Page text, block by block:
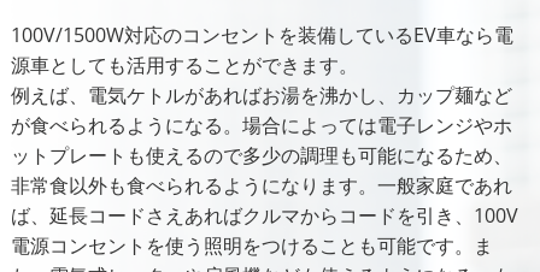
100V/1500W対応のコンセントを装備しているEV車なら電
源車としても活用することができます。
例えば、電気ケトルがあればお湯を沸かし、カップ麺など
が食べられるようになる。場合によっては電子レンジやホ
ットプレートも使えるので多少の調理も可能になるため、
非常食以外も食べられるようになります。一般家庭であれ
ば、延長コードさえあればクルマからコードを引き、100V
電源コンセントを使う照明をつけることも可能です。ま